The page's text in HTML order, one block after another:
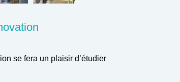
se fera un plaisir d’étudier